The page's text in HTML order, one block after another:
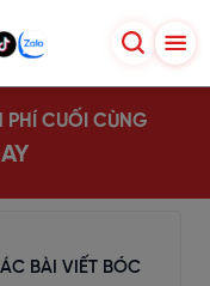
PHÍ CUỐI CÙNG
BÀI VIẾT BÓC